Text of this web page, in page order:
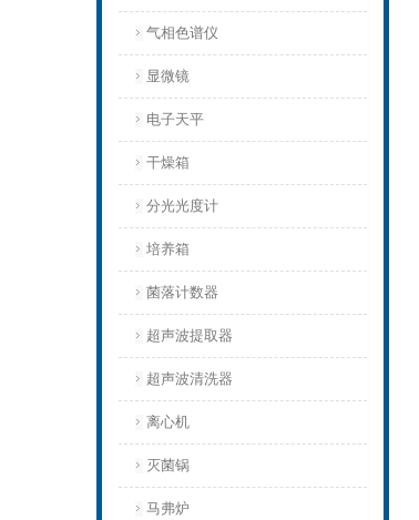
气相色谱仪
显微镜
电子天平
干燥箱
分光光度计
培养箱
菌落计数器
超声波提取器
超声波清洗器
离心机
灭菌锅
马弗炉